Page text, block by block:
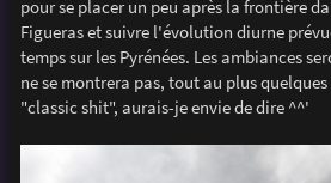
pour se placer un peu après la frontière
Figueras et suivre l'évolution diurne
temps sur les Pyrénées. Les ambiances
ne se montrera pas, tout au plus
"classic shit", aurais-je envie de dire ^^'